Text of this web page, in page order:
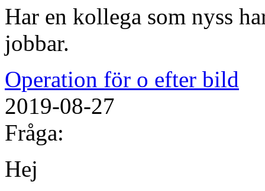
Har en kollega som nyss
jobbar.
Operation för o efter bild
2019-08-27
Fråga:
Hej